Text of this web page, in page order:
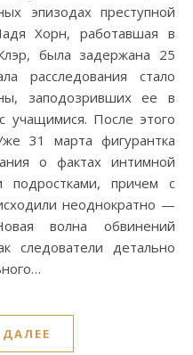
эпизодах преступной
Хорн, работавшая в
была задержана 25
расследования стало
заподозривших ее в
После этого
31 марта фигурантка
о фактах интимной
подростками, причем с
неоднократно —
волна обвинений
следователи детально